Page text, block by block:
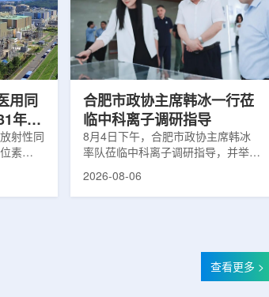
础，集
统
位台
导放
大学医
评估由国际原子能机构、世界卫生组
织/泛美卫生组织和国际癌症研究机
构共同开展，应巴哈马卫生与健康部
请求进行，重点评估该国癌症防控能
力和实际需求。6月9日至11日，专
用同
年商
射性同
素
业化目
，可用
等疾病
合肥市政协主席韩冰一行莅
临中科离子调研指导
8月4日下午，合肥市政协主席韩冰
率队莅临中科离子调研指导，并举行
座谈交流。市人大常委会副主任雍凤
经理陈永华，副总经理丁开忠、李
俊、光若怀陪同。韩冰一行详细了解
2026-08-06
查看更多 >